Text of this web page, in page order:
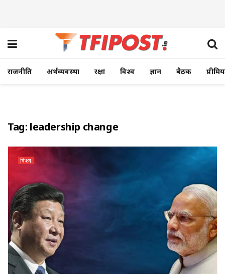
राजनीति अर्थव्यवस्था रक्षा विश्व ज्ञान बैठक
Tag: leadership change
विश्व